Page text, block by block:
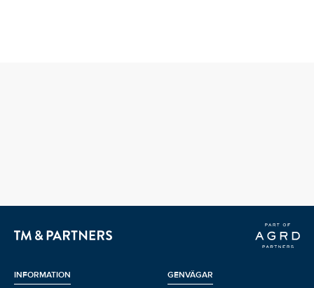
INFORMATION GENVÄGAR